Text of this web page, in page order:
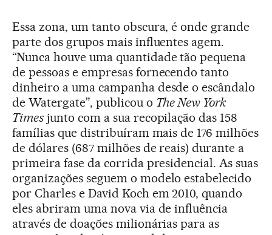
Essa zona, um tanto obscura, é onde grande
parte dos grupos mais influentes agem.
“Nunca houve uma quantidade tão pequena
de pessoas e empresas fornecendo tanto
dinheiro a uma campanha desde o escândalo
de Watergate”, publicou o The New York
Timesjunto com a sua recopilação das 158
famílias que distribuíram mais de 176 milhões
de dólares (687 milhões de reais) durante a
primeira fase da corrida presidencial. As suas
organizações seguem o modelo estabelecido
por Charles e David Koch em 2010, quando
eles abriram uma nova via de influência
através de doações milionárias para as